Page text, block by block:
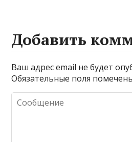
Добавить
Ваш адрес email не будет
Обязательные поля